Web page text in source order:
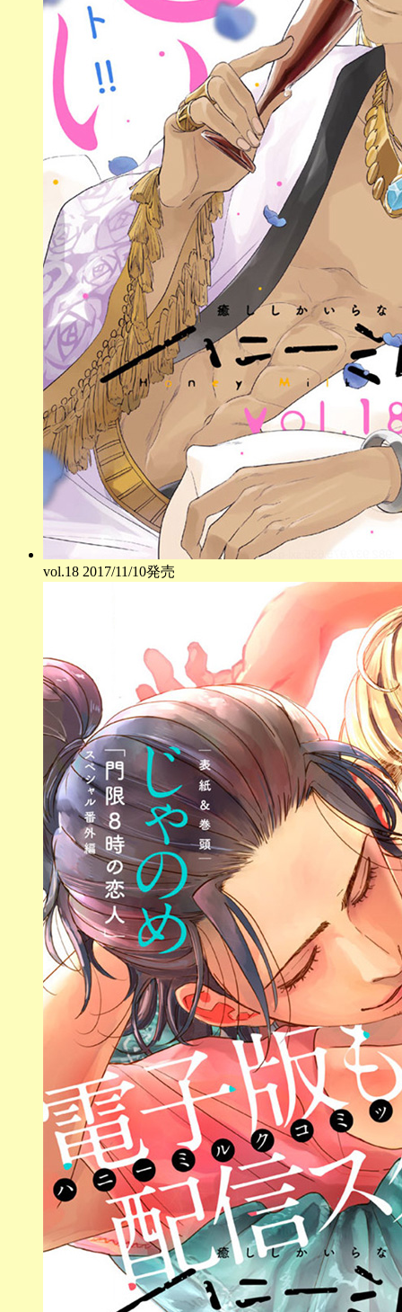
vol.18 2017/11/10発売